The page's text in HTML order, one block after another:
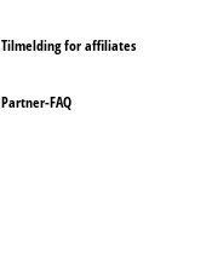
Tilmelding for affiliates
Partner-FAQ